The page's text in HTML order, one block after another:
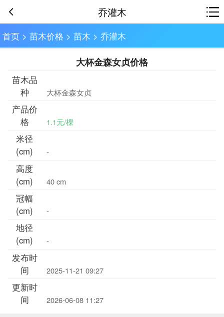
乔灌木
首页 >苗木价格 >苗木 >乔灌木
大杯金森女贞价格
苗木品
种
大杯金森女贞
产品价
格
1.1元/棵
米径
(cm)
-
高度
(cm)
40 cm
冠幅
(cm)
-
地径
(cm)
-
发布时
间
2025-11-21 09:27
更新时
间
2026-06-08 11:27